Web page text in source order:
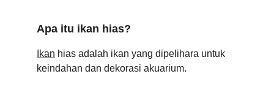
Apa itu ikan hias?
Ikan hias adalah ikan yang dipelihara untuk
keindahan dan dekorasi akuarium.